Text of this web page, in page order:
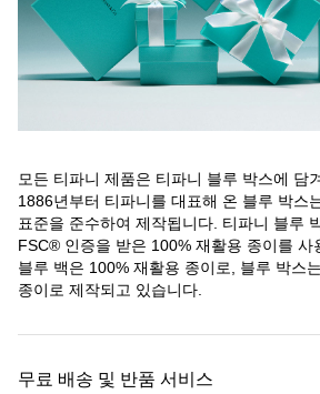
모든 티파니 제품은 티파니 블루 박스에 담
1886년부터 티파니를 대표해 온 블루 박스
표준을 준수하여 제작됩니다. 티파니 블루
FSC® 인증을 받은 100% 재활용 종이를 사
블루 백은 100% 재활용 종이로, 블루 박스
종이로 제작되고 있습니다.
무료 배송 및 반품 서비스